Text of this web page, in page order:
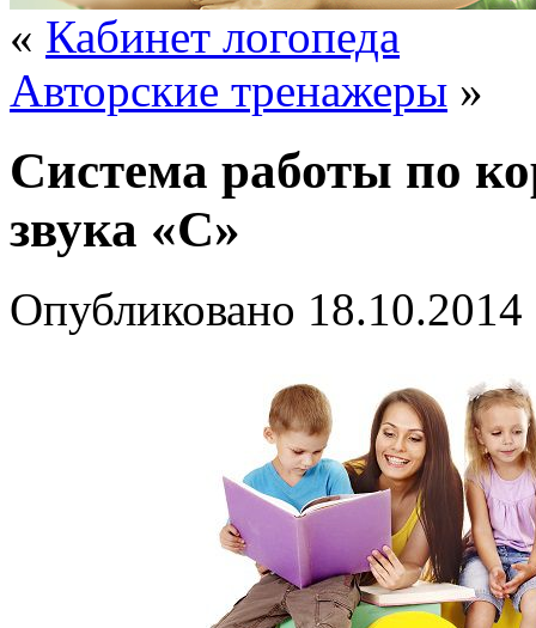
« Кабинет логопеда
Авторские тренажеры »
Система работы по
звука «С»
Опубликовано 18.10.2014